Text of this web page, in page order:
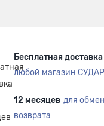
Бесплатная доставка
любой магазин
12 месяцев для
возврата